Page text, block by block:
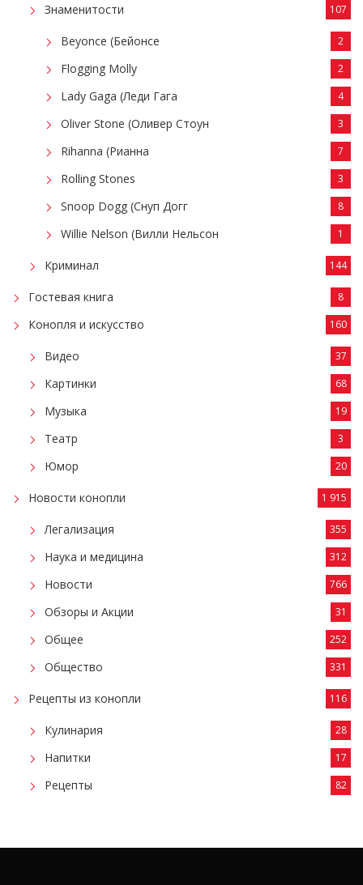
Знаменитости 107
Beyonce (Бейонсе 2
Flogging Molly 2
Lady Gaga (Леди Гага 4
Oliver Stone (Оливер Стоун 3
Rihanna (Рианна 7
Rolling Stones 3
Snoop Dogg (Снуп Догг 8
Willie Nelson (Вилли Нельсон 1
Криминал 144
Гостевая книга 8
Конопля и искусство 160
Видео 37
Картинки 68
Музыка 19
Театр 3
Юмор 20
Новости конопли 1 915
Легализация 355
Наука и медицина 312
Новости 766
Обзоры и Акции 31
Общее 252
Общество 331
Рецепты из конопли 116
Кулинария 28
Напитки 17
Рецепты 82